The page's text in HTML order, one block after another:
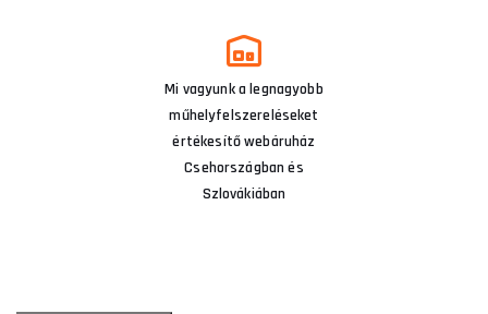
Mi vagyunk a legnagyobb
műhelyfelszereléseket
értékesítő webáruház
Csehországban és
Szlovákiában